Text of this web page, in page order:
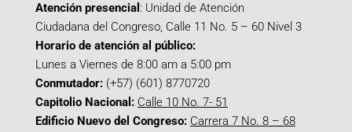
Atención presencial : Unidad de Atención
Ciudadana del Congreso, Calle 11 No. 5 – 60 Nivel 3
Horario de atención al público:
Lunes a Viernes de 8:00 am a 5:00 pm
Conmutador: (+57) (601) 8770720
Capitolio Nacional: Calle 10 No. 7- 51
Edificio Nuevo del Congreso: Carrera 7 No. 8 – 68